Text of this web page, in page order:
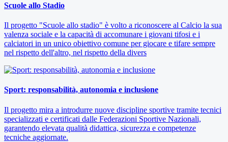
Scuole allo Stadio
Il progetto "Scuole allo stadio" è volto a riconoscere al Calcio la sua
valenza sociale e la capacità di accomunare i giovani tifosi e i
calciatori in un unico obiettivo comune per giocare e tifare sempre
nel rispetto dell'altro, nel rispetto della divers
Sport: responsabilità, autonomia e inclusione
Il progetto mira a introdurre nuove discipline sportive tramite tecnici
specializzati e certificati dalle Federazioni Sportive Nazionali,
garantendo elevata qualità didattica, sicurezza e competenze
tecniche aggiornate.